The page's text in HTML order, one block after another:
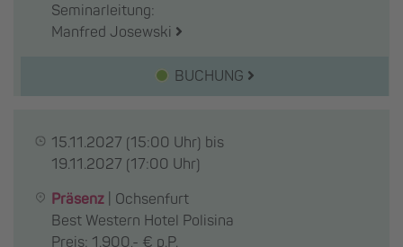
Seminarleitung:
Manfred Josewski
BUCHUNG
15.11.2027 (15:00 Uhr) bis
19.11.2027 (17:00 Uhr)
Präsenz
Ochsenfurt
Best Western Hotel Polisina
Preis: 1.900,- € p.P.